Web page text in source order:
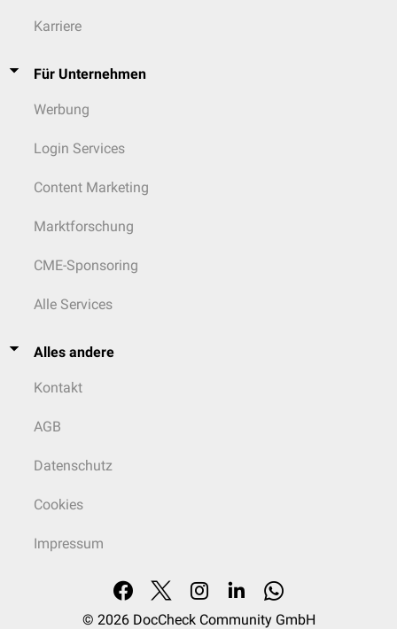
Karriere
Für Unternehmen
Werbung
Login Services
Content Marketing
Marktforschung
CME-Sponsoring
Alle Services
Alles andere
Kontakt
AGB
Datenschutz
Cookies
Impressum
© 2026 DocCheck Community GmbH